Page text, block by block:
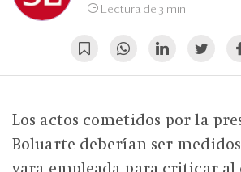
Lectura de 3 min
Los actos cometidos por la
Boluarte deberían ser